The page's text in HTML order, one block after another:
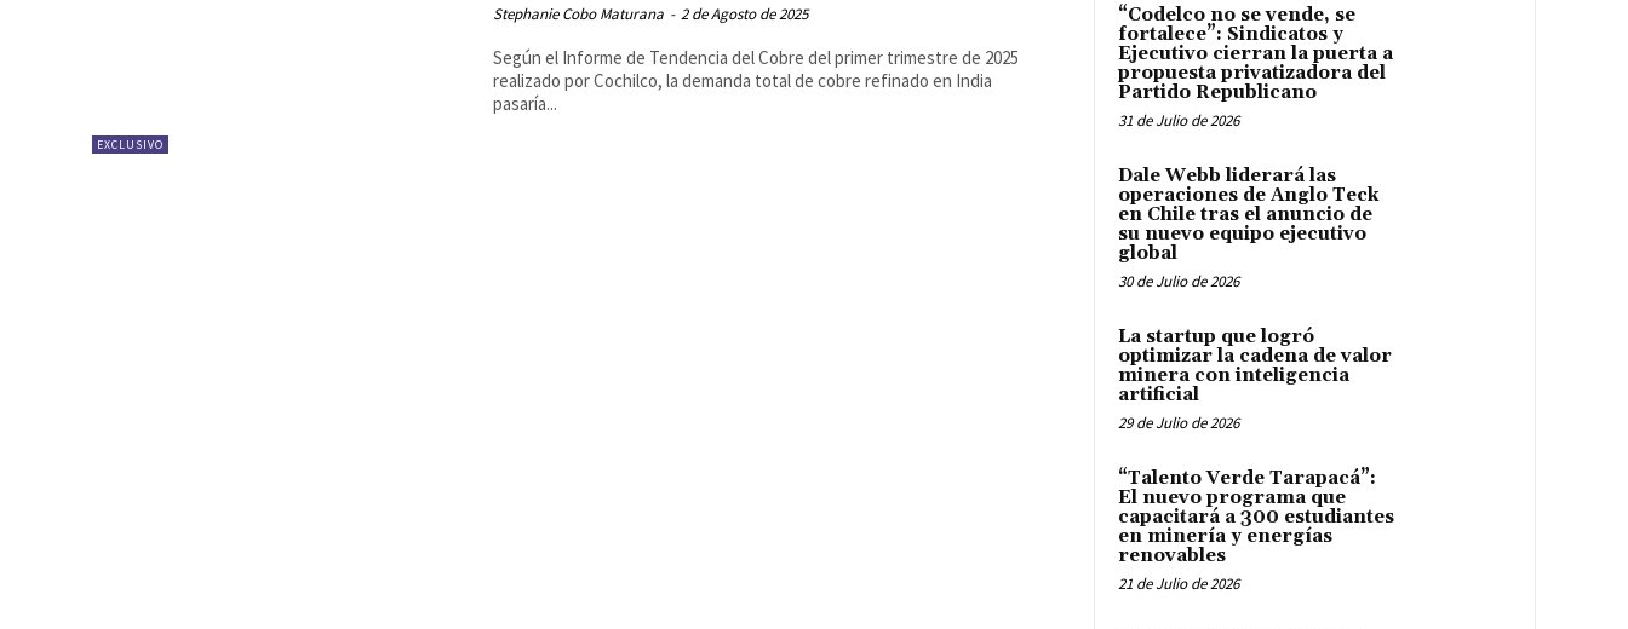
EXCLUSIVO
Stephanie Cobo Maturana - 2 de Agosto de 2025
Según el Informe de Tendencia del Cobre del primer trimestre de 2025
realizado por Cochilco, la demanda total de cobre refinado en India
pasaría...
“Codelco no se vende, se
fortalece”: Sindicatos y
Ejecutivo cierran la puerta a
propuesta privatizadora del
Partido Republicano
31 de Julio de 2026
Dale Webb liderará las
operaciones de Anglo Teck
en Chile tras el anuncio de
su nuevo equipo ejecutivo
global
30 de Julio de 2026
La startup que logró
optimizar la cadena de valor
minera con inteligencia
artificial
29 de Julio de 2026
“Talento Verde Tarapacá”:
El nuevo programa que
capacitará a 300 estudiantes
en minería y energías
renovables
21 de Julio de 2026